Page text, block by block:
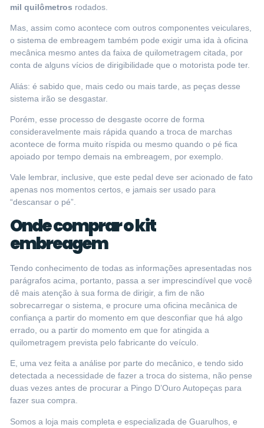
mil quilômetros rodados.
Mas, assim como acontece com outros componentes veiculares,
o sistema de embreagem também pode exigir uma ida à oficina
mecânica mesmo antes da faixa de quilometragem citada, por
conta de alguns vícios de dirigibilidade que o motorista pode ter.
Aliás: é sabido que, mais cedo ou mais tarde, as peças desse
sistema irão se desgastar.
Porém, esse processo de desgaste ocorre de forma
consideravelmente mais rápida quando a troca de marchas
acontece de forma muito ríspida ou mesmo quando o pé fica
apoiado por tempo demais na embreagem , por exemplo.
Vale lembrar, inclusive, que este pedal deve ser acionado de fato
apenas nos momentos certos, e jamais ser usado para
“descansar o pé”.
Onde comprar o kit
embreagem
Tendo conhecimento de todas as informações apresentadas nos
parágrafos acima, portanto, passa a ser imprescindível que você
dê mais atenção à sua forma de dirigir, a fim de não
sobrecarregar o sistema, e procure uma oficina mecânica de
confiança a partir do momento em que desconfiar que há algo
errado, ou a partir do momento em que for atingida a
quilometragem prevista pelo fabricante do veículo.
E, uma vez feita a análise por parte do mecânico, e tendo sido
detectada a necessidade de fazer a troca do sistema, não pense
duas vezes antes de procurar a Pingo D’Ouro Autopeças para
fazer sua compra.
Somos a loja mais completa e especializada de Guarulhos, e